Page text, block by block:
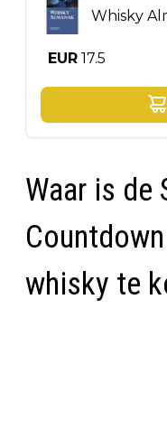
Whisky
EUR 17.5
Waar is de
whisky te